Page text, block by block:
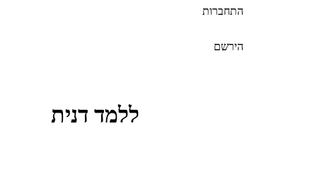
התחברות
הירשם
ללמד דנית